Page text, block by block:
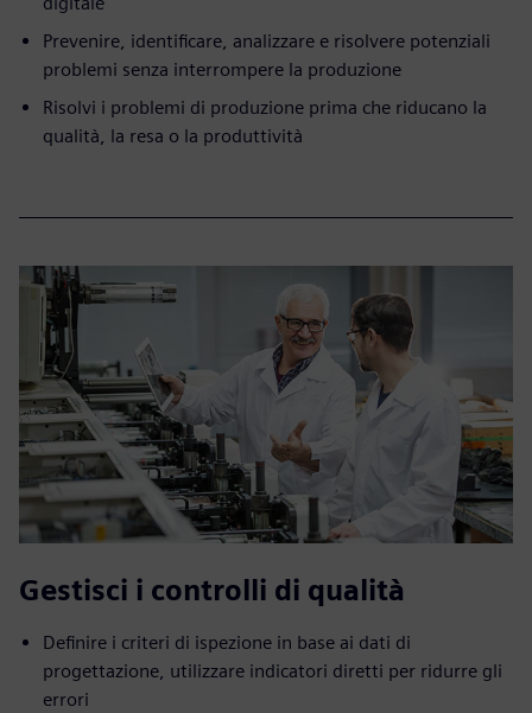
Prevenire, identificare, analizzare e risolvere potenziali
problemi senza interrompere la produzione
Risolvi i problemi di produzione prima che riducano la
qualità, la resa o la produttività
Gestisci i controlli di qualità
Definire i criteri di ispezione in base ai dati di
progettazione, utilizzare indicatori diretti per ridurre gli
errori